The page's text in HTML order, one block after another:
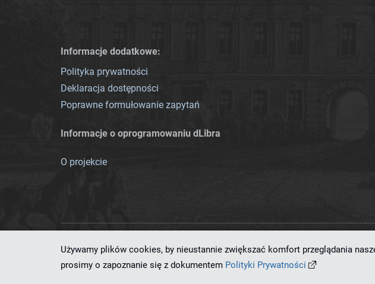
Informacje dodatkowe:
Polityka prywatności
Deklaracja dostępności
Poprawne formułowanie zapytań
Informacje o oprogramowaniu dLibra
O projekcie
Ten serwis działa dzięki oprogramowaniudLibra 7.0.0-
Używamy plików cookies, by nieustannie zwiększać komfort przeglądania
prosimy o zapoznanie się z dokumentem Polityki Prywatności